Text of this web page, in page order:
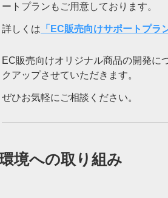
ートプランもご用意しております。
詳しくは 「EC販売向けサポートプラ
EC販売向けオリジナル商品の開発に
クアップさせていただきます。
ぜひお気軽にご相談ください。
境への取り組み